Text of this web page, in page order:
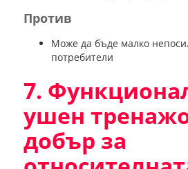
Против
Може да бъде малко
потребители
7.
ушен
добър за